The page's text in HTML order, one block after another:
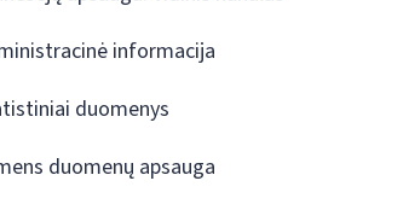
informacija
duomenys
duomenų apsauga